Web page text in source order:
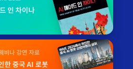
인 차이나
비나 강연 자료
한 중국 AI 로봇